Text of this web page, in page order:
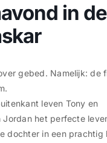
in de
gebed. Namelijk: de
leven Tony en
Jordan het perfecte
dochter in een prachtig